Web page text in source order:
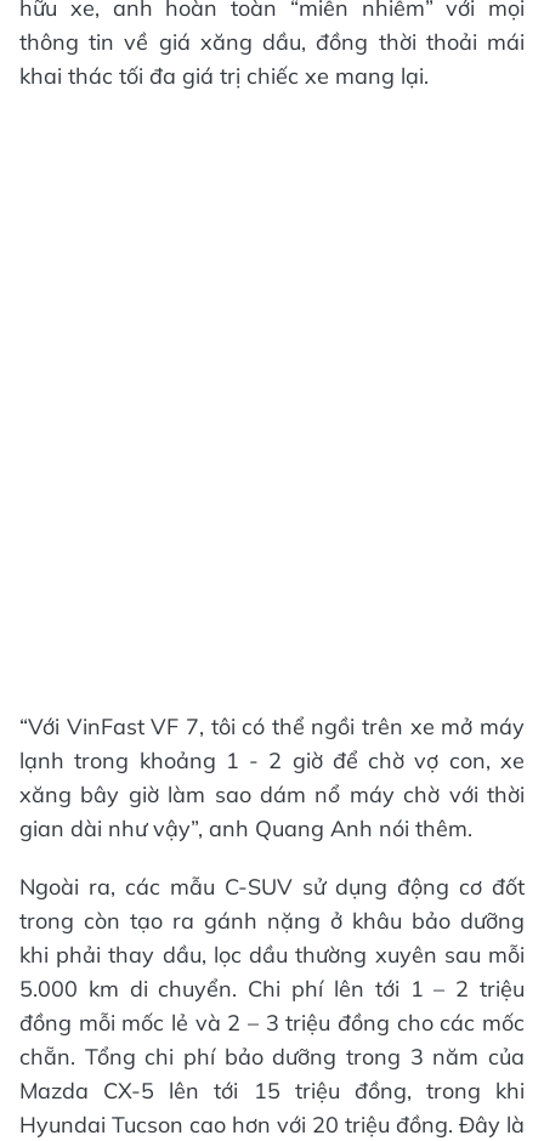
hữu xe, anh hoàn toàn “miễn nhiễm” với mọi
thông tin về giá xăng dầu, đồng thời thoải mái
khai thác tối đa giá trị chiếc xe mang lại.
“Với VinFast VF 7, tôi có thể ngồi trên xe mở máy
lạnh trong khoảng 1 - 2 giờ để chờ vợ con, xe
xăng bây giờ làm sao dám nổ máy chờ với thời
gian dài như vậy”, anh Quang Anh nói thêm.
Ngoài ra, các mẫu C-SUV sử dụng động cơ đốt
trong còn tạo ra gánh nặng ở khâu bảo dưỡng
khi phải thay dầu, lọc dầu thường xuyên sau mỗi
5.000 km di chuyển. Chi phí lên tới 1 – 2 triệu
đồng mỗi mốc lẻ và 2 – 3 triệu đồng cho các mốc
chẵn. Tổng chi phí bảo dưỡng trong 3 năm của
Mazda CX-5 lên tới 15 triệu đồng, trong khi
Hyundai Tucson cao hơn với 20 triệu đồng. Đây là